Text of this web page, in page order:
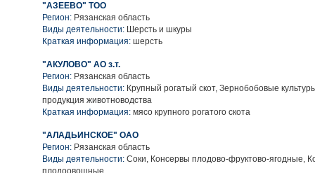
"АЗЕЕВО" ТОО
Регион: Рязанская область
Виды деятельности: Шерсть и шкуры
Краткая информация: шерсть
"АКУЛОВО" АО з.т.
Регион: Рязанская область
Виды деятельности: Крупный рогатый скот, Зернобобовые
продукция животноводства
Краткая информация: мясо крупного рогатого скота
"АЛАДЬИНСКОЕ" ОАО
Регион: Рязанская область
Виды деятельности: Соки, Консервы плодово-фруктово-ягодные,
плодоовощные